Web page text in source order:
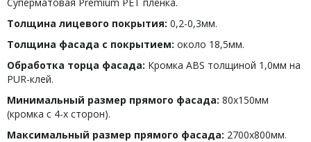
Толщина лицевого покрытия: 0,2-0,3мм.
Толщина фасада с покрытием: около 18,5мм.
Обработка торца фасада: Кромка ABS толщиной 1,0мм на
PUR-клей.
Минимальный размер прямого фасада: 80х150мм
(кромка с 4-х сторон).
Максимальный размер прямого фасада: 2700х800мм.